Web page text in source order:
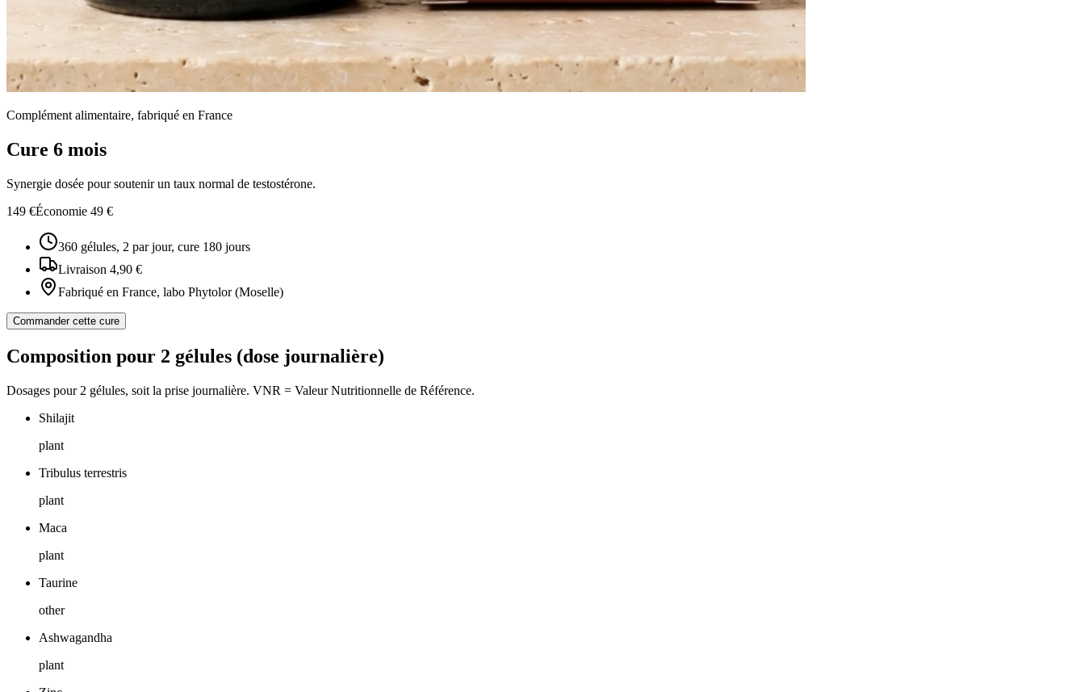
Complément alimentaire, fabriqué en France
Cure 6 mois
Synergie dosée pour soutenir un taux normal de testostérone.
149 €Économie 49 €
360 gélules, 2 par jour, cure 180 jours
Livraison 4,90 €
Fabriqué en France, labo Phytolor (Moselle)
Commander cette cure
Composition pour 2 gélules (dose journalière)
Dosages pour 2 gélules, soit la prise journalière. VNR = Valeur Nutritionnelle de Référence.
Shilajit
plant
Tribulus terrestris
plant
Maca
plant
Taurine
other
Ashwagandha
plant